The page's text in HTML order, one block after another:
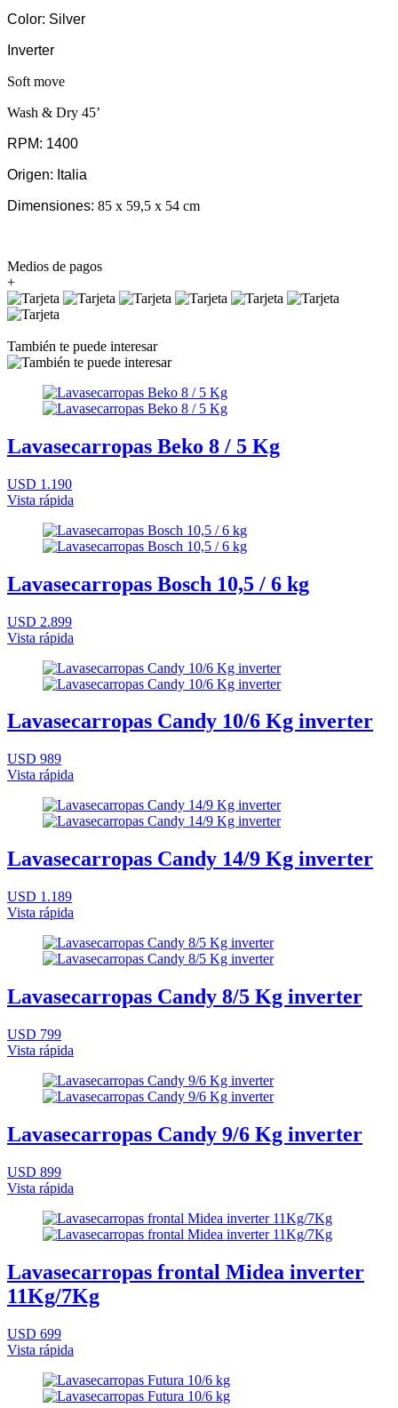
Color: Silver
Inverter
Soft move
Wash & Dry 45’
RPM: 1400
Origen: Italia
Dimensiones: 85 x 59,5 x 54 cm
Medios de pagos
+
También te puede interesar
Lavasecarropas Beko 8 / 5 Kg
USD 1.190
Vista rápida
Lavasecarropas Bosch 10,5 / 6 kg
USD 2.899
Vista rápida
Lavasecarropas Candy 10/6 Kg inverter
USD 989
Vista rápida
Lavasecarropas Candy 14/9 Kg inverter
USD 1.189
Vista rápida
Lavasecarropas Candy 8/5 Kg inverter
USD 799
Vista rápida
Lavasecarropas Candy 9/6 Kg inverter
USD 899
Vista rápida
Lavasecarropas frontal Midea inverter
11Kg/7Kg
USD 699
Vista rápida